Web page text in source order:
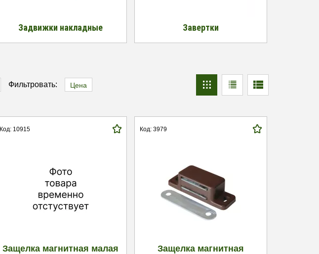
Задвижки накладные Завертки
Фильтровать: Цена
Код: 10915
Защелка магнитная малая
Код: 3979
Защелка магнитная